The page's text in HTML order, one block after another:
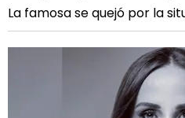
La famosa se quejó por la